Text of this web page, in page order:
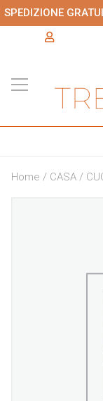
SPEDIZIONE
Home / CASA/